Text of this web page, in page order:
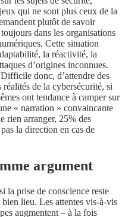
qui ne sont plus ceux de la
plutôt de savoir
dans les organisations
Cette situation
la réactivité, la
d’origines inconnues.
donc, d’attendre des
de la cybersécurité, si
ont tendance à camper sur
« narration » convaincante
rien arranger, 25% des
la direction en cas de
argument
la prise de conscience reste
lieu. Les attentes vis-à-vis
augmentent – à la fois